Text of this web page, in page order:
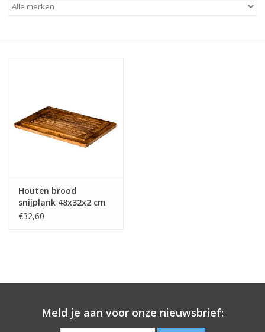
Houten brood
snijplank 48x32x2 cm
€32,60
Meld je aan voor onze nieuwsbrief: